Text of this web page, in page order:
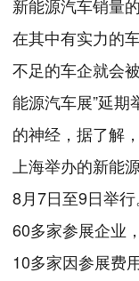
新能源汽车销量
在其中有实力的
不足的车企就会
能源汽车展”延
的神经，据了解
上海举办的新能
8月7日至9日举
60多家参展企业
10多家因参展费